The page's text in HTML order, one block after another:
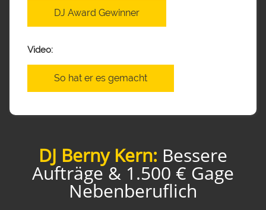
DJ Award Gewinner
Video:
So hat er es gemacht
DJ Berny Kern: Bessere
Aufträge & 1.500 € Gage
Nebenberuflich